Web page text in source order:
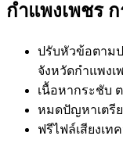
กำแพงเพชร
ปรับหัวข้อตาม
จังหวัดกำแพงเ
เนื้อหากระชับ
หมดปัญหาเตรี
ฟรีไฟล์เสียงเ